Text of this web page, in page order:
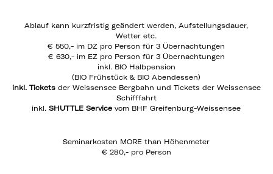
Ablauf kann kurzfristig geändert werden, Aufstellungsdauer,
Wetter etc.
€ 550,- im DZ pro Person für 3 Übernachtungen
€ 630,- im EZ pro Person für 3 Übernachtungen
inkl. BIO Halbpension
(BIO Frühstück & BIO Abendessen)
inkl. Ticketsder Weissensee Bergbahn und Tickets der Weissensee
Schifffahrt
inkl.SHUTTLE Service vom BHF Greifenburg-Weissensee
Seminarkosten MORE than Höhenmeter
€ 280,- pro Person